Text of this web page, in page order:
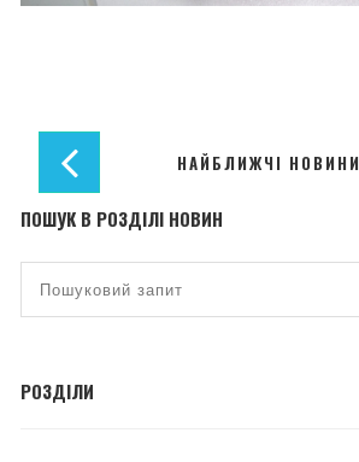
НАЙБЛИЖЧІ НОВИНИ
ПОШУК В РОЗДІЛІ НОВИН
РОЗДІЛИ